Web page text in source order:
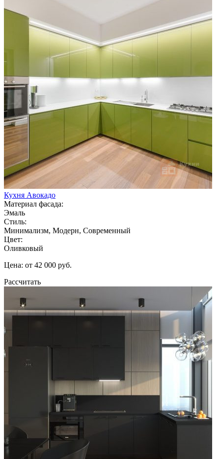
Кухня Авокадо
Материал фасада:
Эмаль
Стиль:
Минимализм, Модерн, Современный
Цвет:
Оливковый
Цена: от 42 000 руб.
Рассчитать